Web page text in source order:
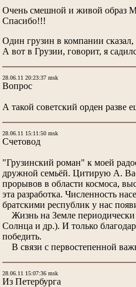
Очень смешной и живой образ
Спасибо!!!
Один грузин в компании сказал,
А вот в Грузии, говорит, я
28.06.11 20:23:37 msk
Вопрос
А такой советский орден разве
28.06.11 15:11:50 msk
Счетовод
"Грузинский роман" к моей
дружной семьёй. Цитирую А.
прорывов в области космоса,
эта разработка. Численность
братскими республик у нас
Жизнь на Земле периодически
Солнца и др.). И только
победить.
В связи с первостепенной
28.06.11 15:07:36 msk
Из Петербурга